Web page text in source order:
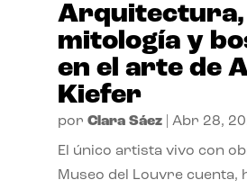
Arquitectura,
mitología y
en el arte de
Kiefer
por Clara Sáez| Abr 28,
El único artista vivo con
Museo del Louvre cuenta,